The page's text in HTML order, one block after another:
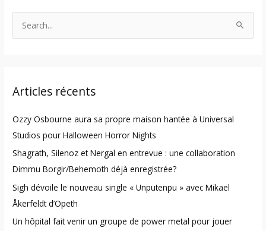
c
f
o
r
:
Articles récents
Ozzy Osbourne aura sa propre maison hantée à Universal
Studios pour Halloween Horror Nights
Shagrath, Silenoz et Nergal en entrevue : une collaboration
Dimmu Borgir/Behemoth déjà enregistrée?
Sigh dévoile le nouveau single « Unputenpu » avec Mikael
Åkerfeldt d’Opeth
Un hôpital fait venir un groupe de power metal pour jouer